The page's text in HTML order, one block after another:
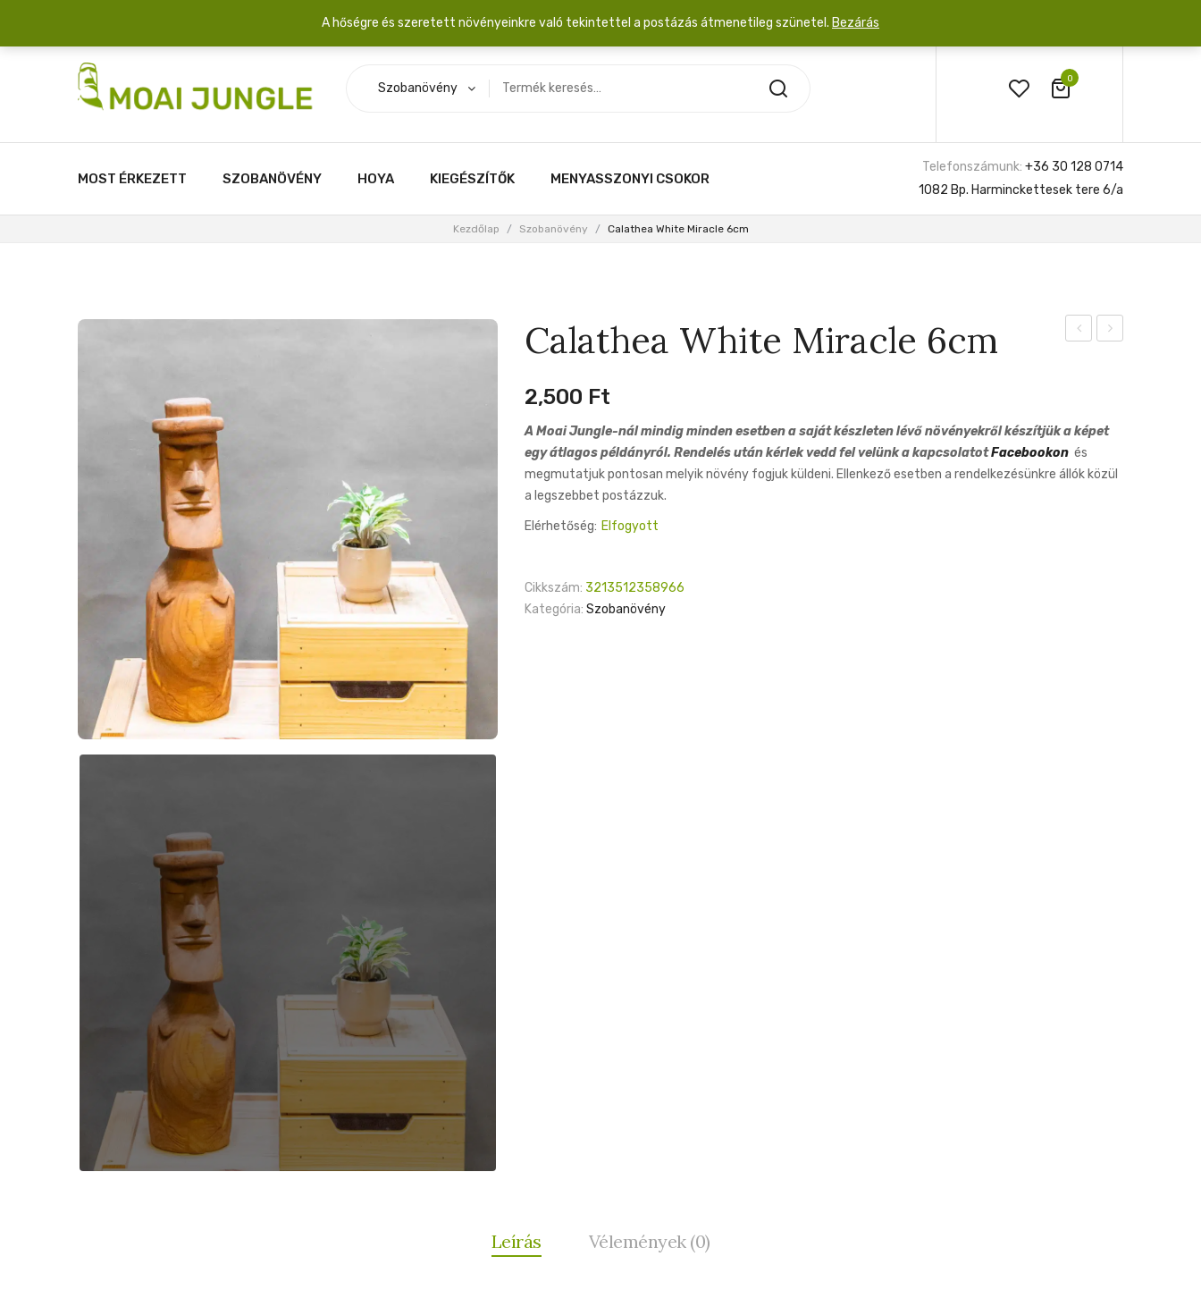
Szállítási díj: 2.200 Ft/csomag átlagosan 3-5 növény fér egy dobozba. 20.000 Ft érték felett INGYEN posta!
0
Szobanövény
MOST ÉRKEZETT SZOBANÖVÉNY HOYA KIEGÉSZÍTŐK MENYASSZONYI CSOKOR
Telefonszámunk: +36 30 128 0714
1082 Bp. Harminckettesek tere 6/a
Kezdőlap / Szobanövény / Calathea White Miracle 6cm
Calathea White Miracle 6cm
2,500 Ft
A Moai Jungle-nál mindig minden esetben a saját készleten lévő növényekről készítjük a képet
egy átlagos példányról. Rendelés után kérlek vedd fel velünk a kapcsolatotFacebookon és
megmutatjuk pontosan melyik növény fogjuk küldeni. Ellenkező esetben a rendelkezésünkre állók közül
a legszebbet postázzuk.
Elérhetőség: Elfogyott
Cikkszám: 3213512358966
Kategória: Szobanövény
Leírás Vélemények (0)
A hőségre és szeretett növényeinkre való tekintettel a postázás átmenetileg szünetel. Bezárás